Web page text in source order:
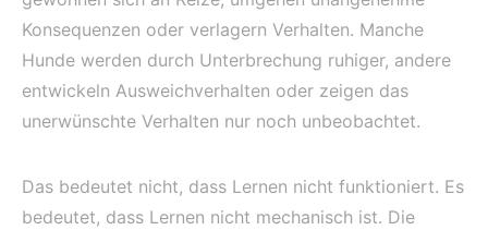
Konsequenzen oder verlagern Verhalten. Manche
Hunde werden durch Unterbrechung ruhiger, andere
entwickeln Ausweichverhalten oder zeigen das
unerwünschte Verhalten nur noch unbeobachtet.
Das bedeutet nicht, dass Lernen nicht funktioniert. Es
bedeutet, dass Lernen nicht mechanisch ist. Die